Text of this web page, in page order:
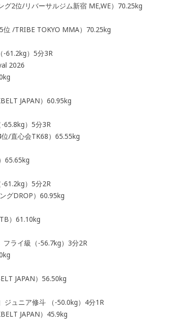
グ2位/リバーサルジム新宿 ME,WE）70.25kg
位 /TRIBE TOKYO MMA）70.25kg
-61.2kg）5分3R
2026
JAPAN）60.95kg
-65.8kg）5分3R
/直心会TK68）65.55kg
65.65kg
-61.2kg）5分2R
グDROP）60.95kg
）61.10kg
フライ級（-56.7kg）3分2R
JAPAN）56.50kg
ジュニア修斗 （-50.0kg）4分1R
JAPAN）45.9kg